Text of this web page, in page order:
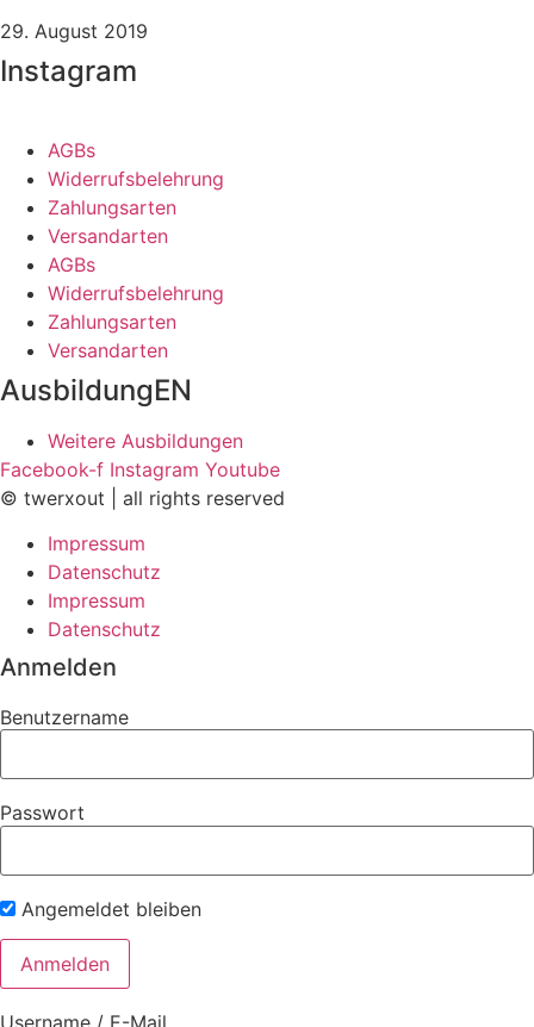
29. August 2019
Instagram
AGBs
Widerrufsbelehrung
Zahlungsarten
Versandarten
AGBs
Widerrufsbelehrung
Zahlungsarten
Versandarten
AusbildungEN
Weitere Ausbildungen
Facebook-f Instagram Youtube
© twerxout | all rights reserved
Impressum
Datenschutz
Impressum
Datenschutz
Anmelden
Benutzername
Passwort
Angemeldet bleiben
Username / E-Mail